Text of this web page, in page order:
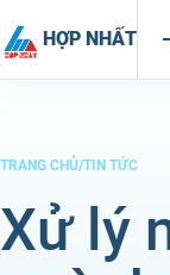
HỢP NHẤT
TRANG CHỦ/TIN TỨC
Xử lý